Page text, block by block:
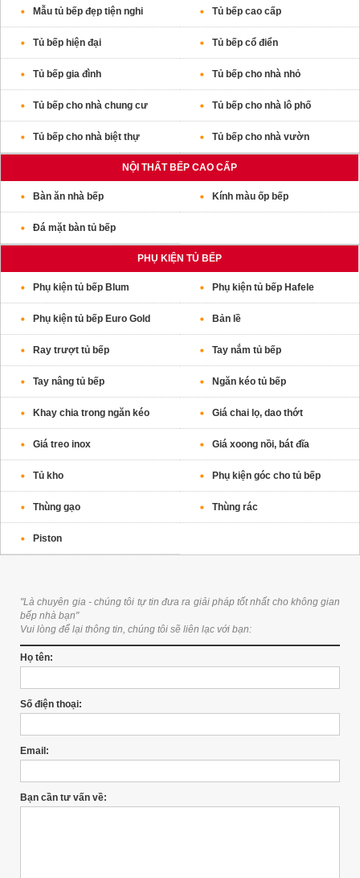
Mẫu tủ bếp đẹp tiện nghi Tủ bếp cao cấp
Tủ bếp hiện đại Tủ bếp cổ điển
Tủ bếp gia đình Tủ bếp cho nhà nhỏ
Tủ bếp cho nhà chung cư Tủ bếp cho nhà lô phố
Tủ bếp cho nhà biệt thự Tủ bếp cho nhà vườn
NỘI THẤT BẾP CAO CẤP
Bàn ăn nhà bếp Kính màu ốp bếp
Đá mặt bàn tủ bếp
PHỤ KIỆN TỦ BẾP
Phụ kiện tủ bếp Blum Phụ kiện tủ bếp Hafele
Phụ kiện tủ bếp Euro Gold Bản lề
Ray trượt tủ bếp Tay nắm tủ bếp
Tay nâng tủ bếp Ngăn kéo tủ bếp
Khay chia trong ngăn kéo Giá chai lọ, dao thớt
Giá treo inox Giá xoong nồi, bát đĩa
Tủ kho Phụ kiện góc cho tủ bếp
Thùng gạo Thùng rác
Piston
"Là chuyên gia - chúng tôi tự tin đưa ra giải pháp tốt nhất cho không gian
bếp nhà bạn"
Vui lòng để lại thông tin, chúng tôi sẽ liên lạc với bạn:
Họ tên:
Số điện thoại:
Email:
Bạn cần tư vấn về: